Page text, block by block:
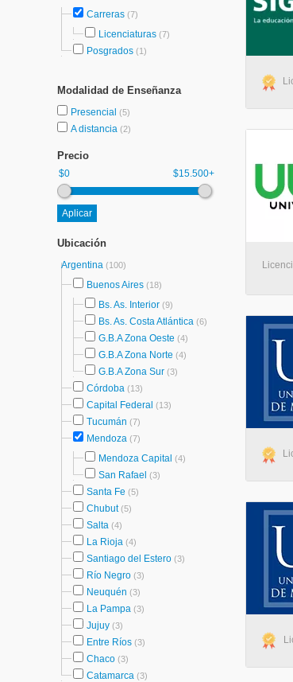
Carreras (7)
Licenciaturas (7)
Posgrados (1)
Modalidad de Enseñanza
Presencial (5)
A distancia (2)
Precio
$0 $15.500+
Ubicación
Argentina (100)
Buenos Aires (18)
Bs. As. Interior (9)
Bs. As. Costa Atlántica (6)
G.B.A Zona Oeste (4)
G.B.A Zona Norte (4)
G.B.A Zona Sur (3)
Córdoba (13)
Capital Federal (13)
Tucumán (7)
Mendoza (7)
Mendoza Capital (4)
San Rafael (3)
Santa Fe (5)
Chubut(5)
Salta (4)
La Rioja (4)
Santiago del Estero (3)
Río Negro (3)
Neuquén (3)
La Pampa (3)
Jujuy (3)
Entre Ríos (3)
Chaco (3)
Catamarca (3)